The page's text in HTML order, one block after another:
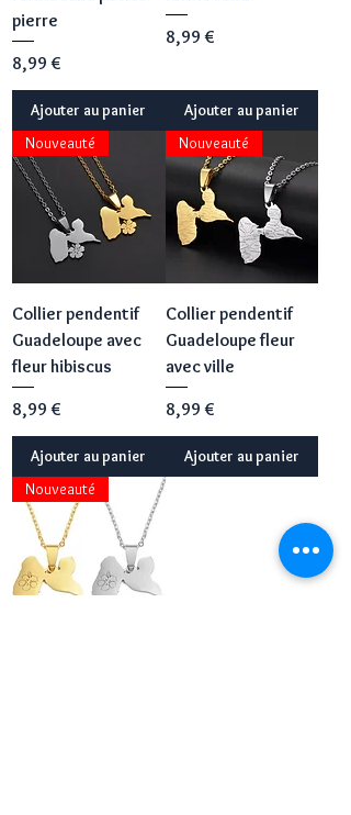
pierre
Prix
8,99 €
Ajouter au panier
Prix
8,99 €
Ajouter au panier
Nouveauté
Collier pendentif
Guadeloupe avec
fleur hibiscus
Prix
8,99 €
Ajouter au panier
Nouveauté
Collier pendentif
Guadeloupe fleur
avec ville
Prix
8,99 €
Ajouter au panier
Nouveauté